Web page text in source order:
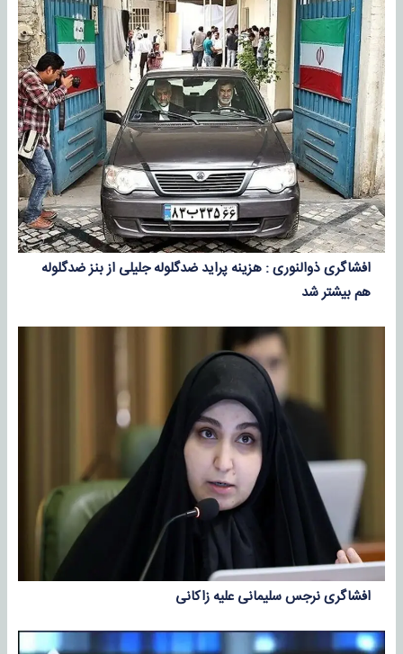
افشاگری ذوالنوری : هزینه پراید ضدگلوله جلیلی از بنز ضدگلوله
هم بیشتر شد
افشاگری ‎نرجس سلیمانی علیه ‎زاکانی